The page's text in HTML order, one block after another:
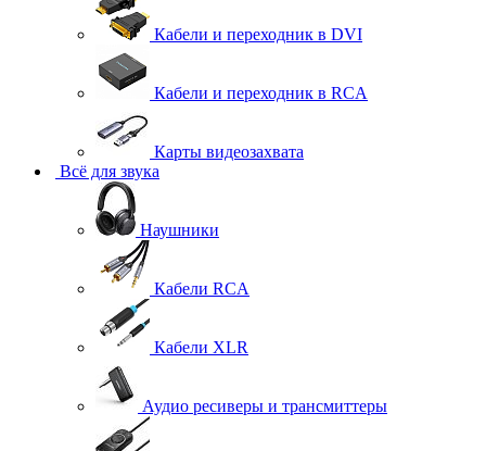
Кабели и переходник в DVI
Кабели и переходник в RCA
Карты видеозахвата
Всё для звука
Наушники
Кабели RCA
Кабели XLR
Аудио ресиверы и трансмиттеры